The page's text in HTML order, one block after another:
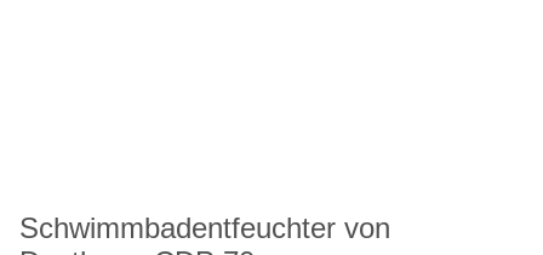
Schwimmbadentfeuchter von